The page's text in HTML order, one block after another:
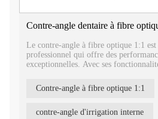
Contre-angle dentaire à fibre
Le contre-angle à fibre optique 1:1
professionnel qui offre des
exceptionnelles. Avec ses
pour diverses procédures dentaires.
Contre-angle à fibre optique 1:1
contre-angle d'irrigation interne